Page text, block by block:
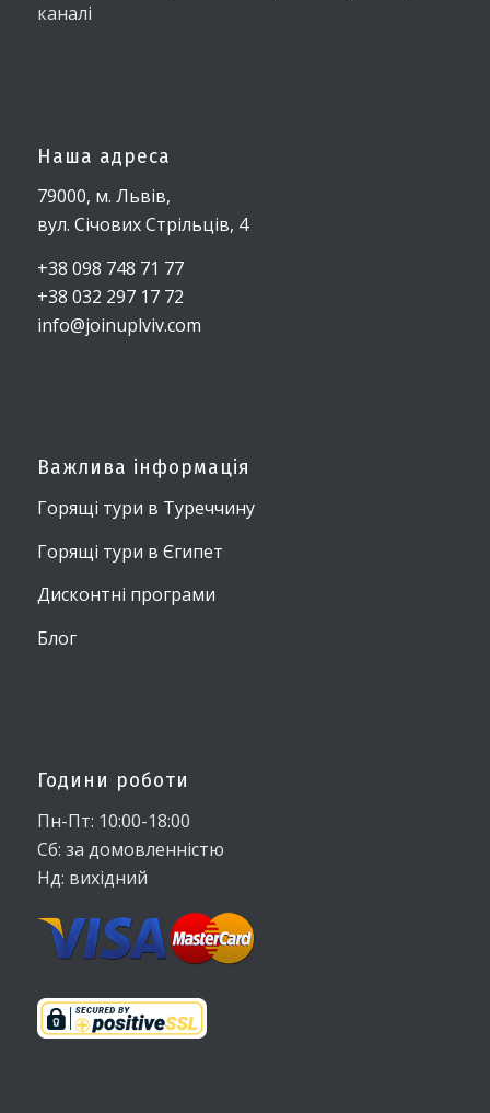
каналі
Наша адреса
79000, м. Львів,
вул. Січових Стрільців, 4
+38 098 748 71 77
+38 032 297 17 72
info@joinuplviv.com
Важлива інформація
Горящі тури в Туреччину
Горящі тури в Єгипет
Дисконтні програми
Блог
Години роботи
Пн-Пт: 10:00-18:00
Сб: за домовленністю
Нд: вихідний